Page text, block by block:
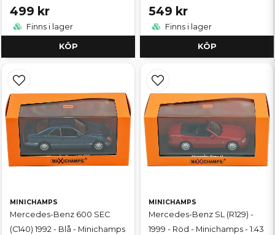
499 kr
Finns i lager
KÖP
549 kr
Finns i lager
KÖP
MINICHAMPS
Mercedes-Benz 600 SEC
(C140) 1992 - Blå - Minichamps
MINICHAMPS
Mercedes-Benz SL (R129) -
1999 - Röd - Minichamps - 1:43